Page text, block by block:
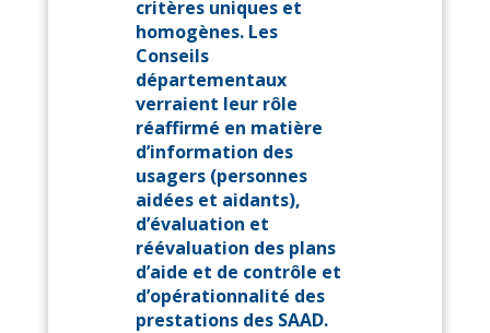
critères uniques et
homogènes. Les
Conseils
départementaux
verraient leur rôle
réaffirmé en matière
d’information des
usagers (personnes
aidées et aidants),
d’évaluation et
réévaluation des plans
d’aide et de contrôle et
d’opérationnalité des
prestations des SAAD.